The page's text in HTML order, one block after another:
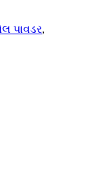
પાવડર,